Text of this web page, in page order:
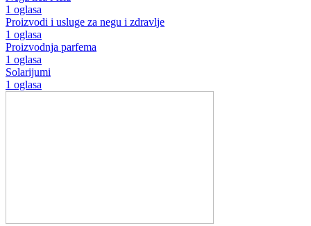
1 oglasa
Proizvodi i usluge za negu i zdravlje
1 oglasa
Proizvodnja parfema
1 oglasa
Solarijumi
1 oglasa